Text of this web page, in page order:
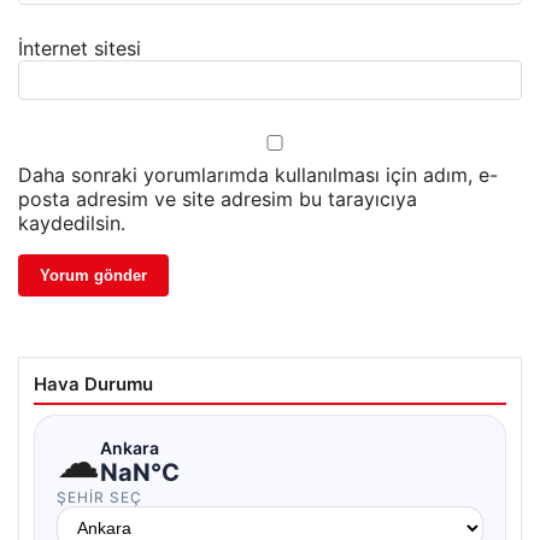
İnternet sitesi
Daha sonraki yorumlarımda kullanılması için adım, e-
posta adresim ve site adresim bu tarayıcıya
kaydedilsin.
Hava Durumu
☁Ankara
NaN°C
ŞEHIR SEÇ